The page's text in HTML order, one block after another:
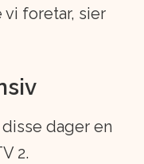
foretar, sier
dager en
2.